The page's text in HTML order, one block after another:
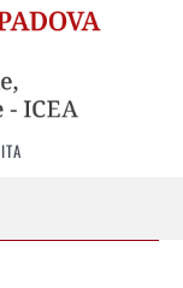
ITA